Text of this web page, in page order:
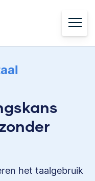
het taalgebruik